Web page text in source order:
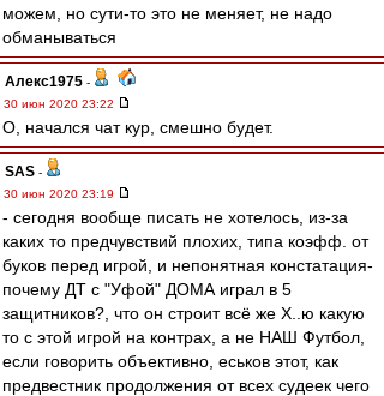
можем, но сути-то это не меняет, не надо
обманываться
Алекс1975 -
30 июн 2020 23:22
О, начался чат кур, смешно будет.
SAS -
30 июн 2020 23:19
- сегодня вообще писать не хотелось, из-за
каких то предчувствий плохих, типа коэфф. от
буков перед игрой, и непонятная констатация-
почему ДТ с "Уфой" ДОМА играл в 5
защитников?, что он строит всё же Х..ю какую
то с этой игрой на контрах, а не НАШ Футбол,
если говорить объективно, еськов этот, как
предвестник продолжения от всех судеек чего